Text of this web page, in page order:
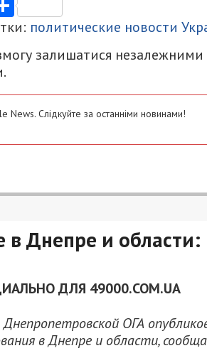
политические новости
залишатися
Слідкуйте за останніми новинами!
в Днепре и
ДЛЯ 49000.COM.UA
Днепропетровской ОГА
в Днепре и области,